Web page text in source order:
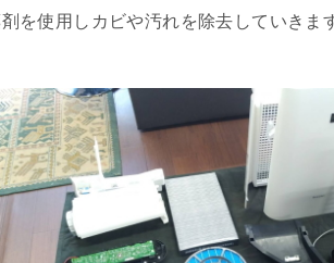
を使用しカビや汚れを除去していきま